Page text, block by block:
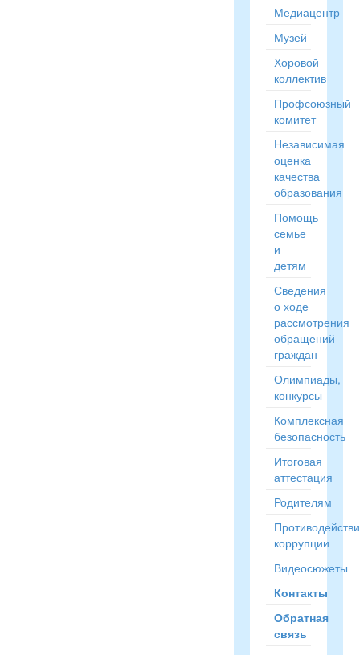
Медиацентр
Музей
Хоровой
коллектив
Профсоюзный
комитет
Независимая
оценка
качества
образования
Помощь
семье
и
детям
Сведения
о ходе
рассмотрения
обращений
граждан
Олимпиады,
конкурсы
Комплексная
безопасность
Итоговая
аттестация
Родителям
коррупции
Видеосюжеты
Контакты
Обратная
связь